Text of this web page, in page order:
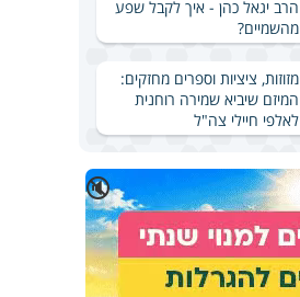
הרב יגאל כהן - איך לקבל שפע
מהשמיים?
מזוזות, ציציות וספרים מחזקים:
המיזם שיביא שמירה רוחנית
לאלפי חיילי צה"ל
🔇